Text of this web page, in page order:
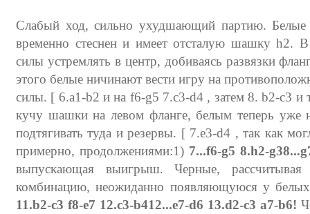
Слабый ход, сильно ухудшающий партию.
временно стеснен и имеет отсталую шашку h2. В
силы устремлять в центр, добиваясь развязки
этого белые ничинают вести игру на
силы. [ 6.a1-b2 и на f6-g5 7.c3-d4 , затем 8. b2-c3 и
кучу шашки на левом фланге, белым теперь уже
подтягивать туда и резервы. [ 7.e3-d4 , так как
примерно, продолжениями:1) 7...f6-g5 8.h2-g3
выпускающая выигрыш. Черные,
комбинацию, неожиданно появляющуюся у
11.b2-c3 f8-e7 12.c3-b412...e7-d6 13.d2-c3 a7-b6!